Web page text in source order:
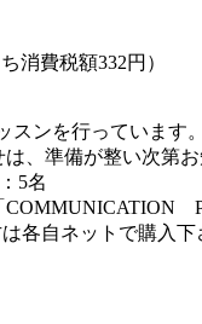
消費税額332円）
スンを行っています
、準備が整い次第
5名
COMMUNICATION
各自ネットで購入下